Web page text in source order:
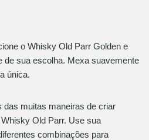
o Whisky Old Parr Golden e
de sua escolha. Mexa suavemente
única.
das muitas maneiras de criar
Old Parr. Use sua
combinações para